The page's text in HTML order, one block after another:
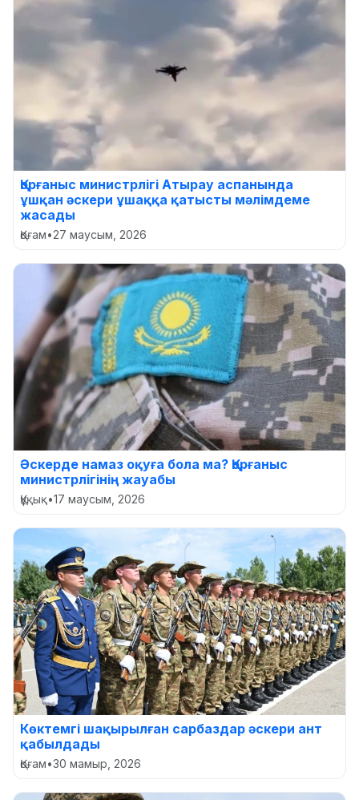
Қорғаныс министрлігі Атырау аспанында
ұшқан әскери ұшаққа қатысты мәлімдеме
жасады
Қоғам•27 маусым, 2026
Әскерде намаз оқуға бола ма? Қорғаныс
министрлігінің жауабы
Құқық•17 маусым, 2026
Көктемгі шақырылған сарбаздар әскери ант
қабылдады
Қоғам•30 мамыр, 2026